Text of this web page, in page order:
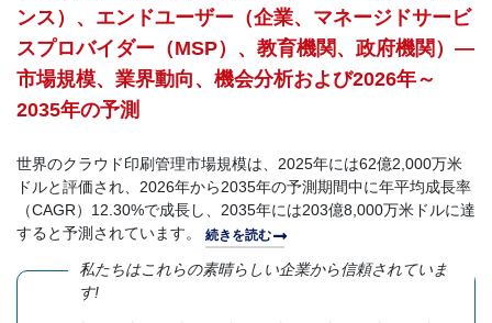
ンス）、エンドユーザー（企業、マネージドサービ
スプロバイダー（MSP）、教育機関、政府機関）—
市場規模、業界動向、機会分析および2026年～
2035年の予測
世界のクラウド印刷管理市場規模は、2025年には62億2,000万米
ドルと評価され、2026年から2035年の予測期間中に年平均成長率
（CAGR）12.30%で成長し、2035年には203億8,000万米ドルに達
すると予測されています。 続きを読む
私たちはこれらの素晴らしい企業から信頼されていま
す!